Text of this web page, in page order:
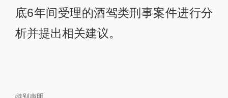
底6年间受理的酒驾类刑事案件进行分
析并提出相关建议。